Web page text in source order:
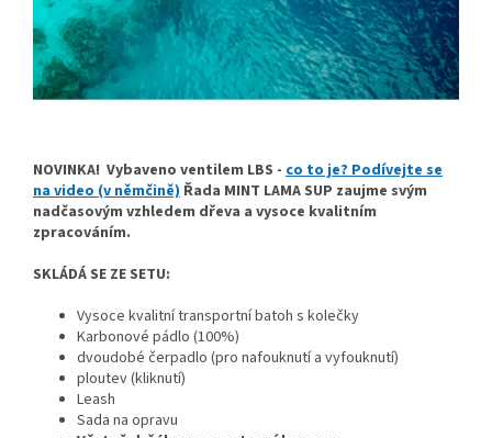
NOVINKA! Vybaveno ventilem LBS - co to je? Podívejte se
na video (v němčině) Řada MINT LAMA SUP zaujme svým
nadčasovým vzhledem dřeva a vysoce kvalitním
zpracováním.
SKLÁDÁ SE ZE SETU:
Vysoce kvalitní transportní batoh s kolečky
Karbonové pádlo (100%)
dvoudobé čerpadlo (pro nafouknutí a vyfouknutí)
ploutev (kliknutí)
Leash
Sada na opravu